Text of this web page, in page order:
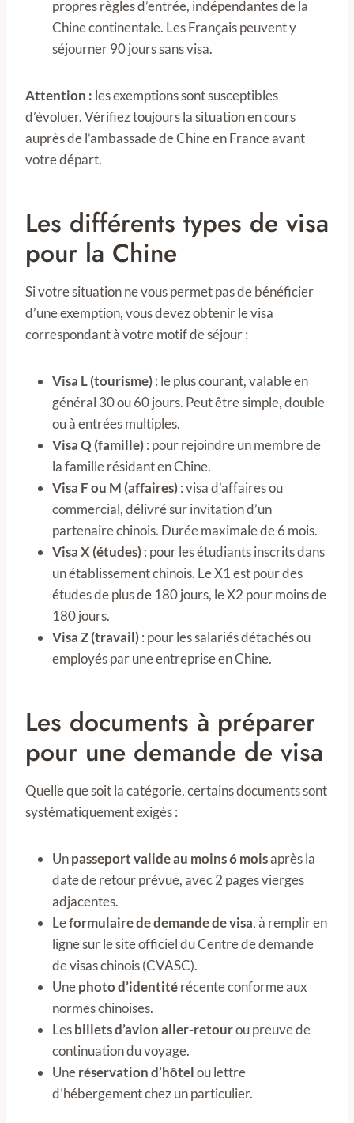
propres règles d’entrée, indépendantes de la
Chine continentale. Les Français peuvent y
séjourner 90 jours sans visa.
Attention : les exemptions sont susceptibles
d’évoluer. Vérifiez toujours la situation en cours
auprès de l’ambassade de Chine en France avant
votre départ.
Les différents types de visa
pour la Chine
Si votre situation ne vous permet pas de bénéficier
d’une exemption, vous devez obtenir le visa
correspondant à votre motif de séjour :
Visa L (tourisme): le plus courant, valable en
général 30 ou 60 jours. Peut être simple, double
ou à entrées multiples.
Visa Q (famille): pour rejoindre un membre de
la famille résidant en Chine.
Visa F ou M (affaires): visa d’affaires ou
commercial, délivré sur invitation d’un
partenaire chinois. Durée maximale de 6 mois.
Visa X (études): pour les étudiants inscrits dans
un établissement chinois. Le X1 est pour des
études de plus de 180 jours, le X2 pour moins de
180 jours.
Visa Z (travail): pour les salariés détachés ou
employés par une entreprise en Chine.
Les documents à préparer
pour une demande de visa
Quelle que soit la catégorie, certains documents sont
systématiquement exigés :
Unpasseport valide au moins 6 moisaprès la
date de retour prévue, avec 2 pages vierges
adjacentes.
Leformulaire de demande de visa, à remplir en
ligne sur le site officiel du Centre de demande
de visas chinois (CVASC).
Unephoto d’identitérécente conforme aux
normes chinoises.
Lesbillets d’avion aller-retourou preuve de
continuation du voyage.
Uneréservation d’hôtelou lettre
d’hébergement chez un particulier.